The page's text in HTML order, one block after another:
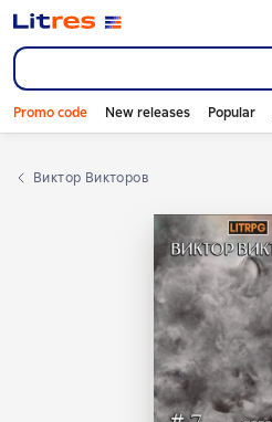
Promo code New releases Popular
Виктор Викторов